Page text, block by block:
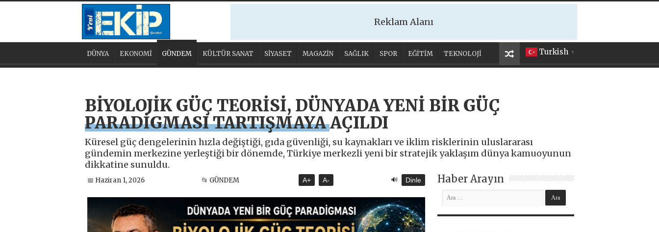
Reklam Alanı
Turkish ▼
DÜNYA EKONOMİ GÜNDEM KÜLTÜR SANAT SİYASET MAGAZİN SAĞLIK SPOR EĞİTİM TEKNOLOJİ
BİYOLOJİK GÜÇ TEORİSİ, DÜNYADA YENİ BİR GÜÇ
PARADİGMASI TARTIŞMAYA AÇILDI
Küresel güç dengelerinin hızla değiştiği, gıda güvenliği, su kaynakları ve iklim risklerinin uluslararası
gündemin merkezine yerleştiği bir dönemde, Türkiye merkezli yeni bir stratejik yaklaşım dünya kamuoyunun
dikkatine sunuldu.
📅 Haziran 1, 2026 📂 GÜNDEM A+ A- 🔊 Dinle Haber Arayın